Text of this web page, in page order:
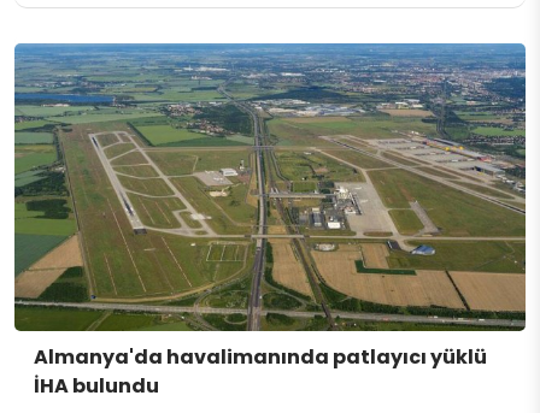
Almanya'da havalimanında patlayıcı yüklü
İHA bulundu